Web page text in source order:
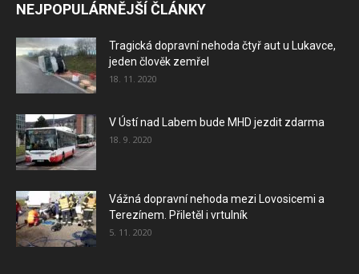
NEJPOPULÁRNĚJŠÍ ČLÁNKY
Tragická dopravní nehoda čtyř aut u Lukavce,
jeden člověk zemřel
18. 11. 2020
V Ústí nad Labem bude MHD jezdit zdarma
18. 9. 2020
Vážná dopravní nehoda mezi Lovosicemi a
Terezínem. Přiletěl i vrtulník
5. 11. 2020